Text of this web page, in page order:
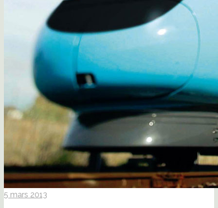
5 mars 2013